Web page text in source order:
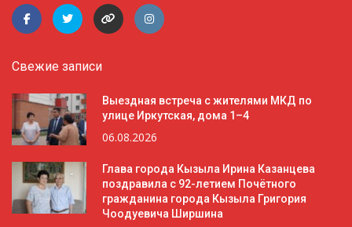
Свежие записи
Выездная встреча с жителями МКД по
улице Иркутская, дома 1–4
06.08.2026
Глава города Кызыла Ирина Казанцева
поздравила с 92-летием Почётного
гражданина города Кызыла Григория
Чоодуевича Ширшина